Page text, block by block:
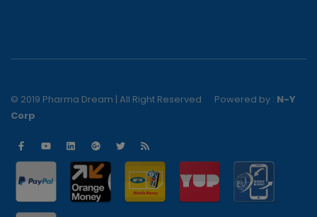
© 2019 Pharma Dream | All Right Reserved Powered by : N-Y
Corp